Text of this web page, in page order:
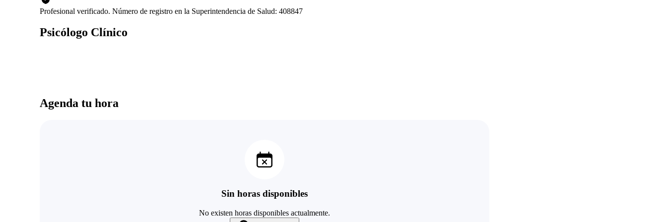
Profesional verificado. Número de registro en la Superintendencia de Salud: 408847
Psicólogo Clínico
Agenda tu hora
Sin horas disponibles
No existen horas disponibles actualmente.